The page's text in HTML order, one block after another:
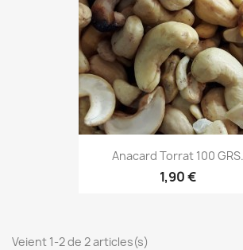
Anacard Torrat 100 GRS.
1,90 €
Veient 1-2 de 2 articles(s)